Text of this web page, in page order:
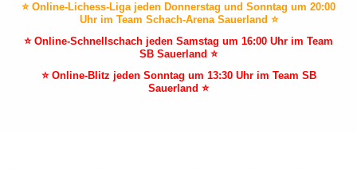
⭐ Online-Lichess-Liga jeden Donnerstag und Sonntag um 20:00
Uhr im Team Schach-Arena Sauerland ⭐
⭐ Online-Schnellschach jeden Samstag um 16:00 Uhr im Team
SB Sauerland ⭐
⭐ Online-Blitz jeden Sonntag um 13:30 Uhr im Team SB
Sauerland ⭐